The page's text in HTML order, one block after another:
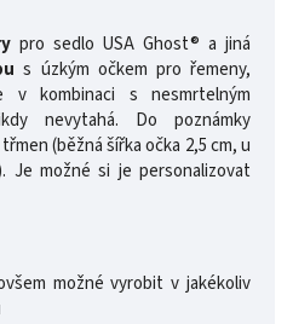
pro sedlo USA Ghost® a jiná
s úzkým očkem pro řemeny,
v kombinaci s nesmrtelným
nevytahá. Do poznámky
(běžná šířka očka 2,5 cm, u
Je možné si je personalizovat
možné vyrobit v jakékoliv